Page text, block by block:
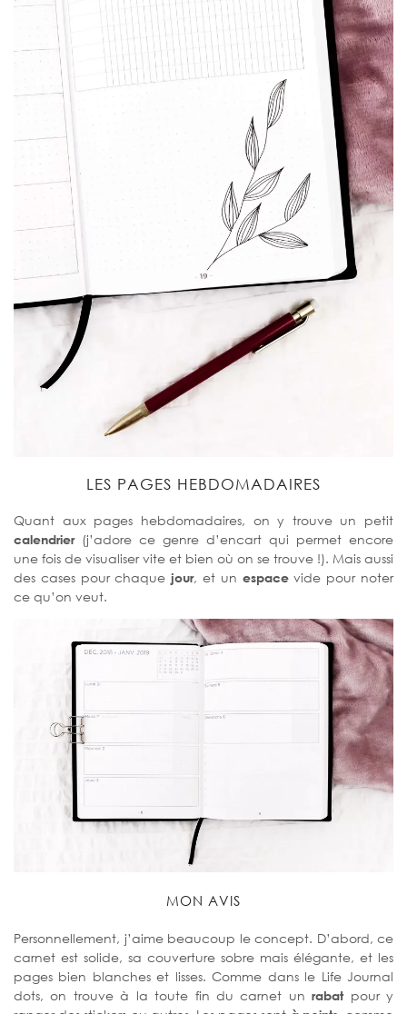
LES PAGES HEBDOMADAIRES
Quant aux pages hebdomadaires, on y trouve un petit
calendrier(j’adore ce genre d’encart qui permet encore
une fois de visualiser vite et bien où on se trouve !). Mais aussi
des cases pour chaquejour, et un espacevide pour noter
ce qu’on veut.
MON AVIS
Personnellement, j’aime beaucoup le concept. D’abord, ce
carnet est solide, sa couverture sobre mais élégante, et les
pages bien blanches et lisses. Comme dans le Life Journal
dots, on trouve à la toute fin du carnet unrabatpour y